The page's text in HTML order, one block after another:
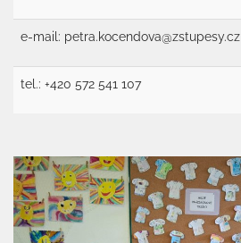
e-mail: petra.kocendova@zstupesy.cz
tel.: +420 572 541 107